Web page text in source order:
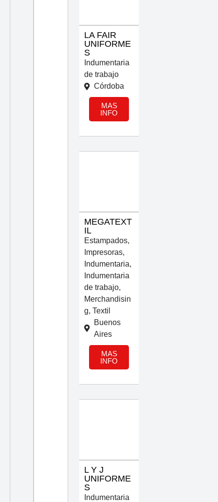
LA FAIR
UNIFORME
S
Indumentaria
de trabajo
Córdoba
MAS
INFO
MEGATEXT
IL
Estampados,
Impresoras,
Indumentaria,
Indumentaria
de trabajo,
Merchandisin
g, Textil
Buenos
Aires
MAS
INFO
L Y J
UNIFORME
S
Indumentaria